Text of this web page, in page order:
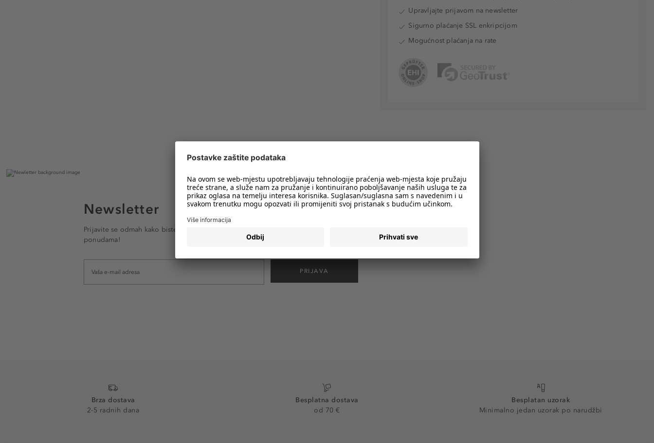
Upravljajte prijavom na newsletter
Sigurno plaćanje SSL enkripcijom
Mogućnost plaćanja na rate
Newsletter
Prijavite se odmah kako biste e-mailom primali obavijesti o svim trendovima i
ponudama!
PRIJAVA
Brza dostava
2-5 radnih dana
Besplatna dostava
od 70 €
Besplatan uzorak
Minimalno jedan uzorak po narudžbi